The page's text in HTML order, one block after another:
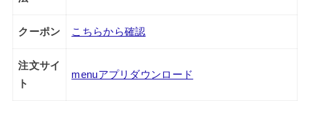
クーポン こちらから確認
注文サイ
ト
menuアプリダウンロード